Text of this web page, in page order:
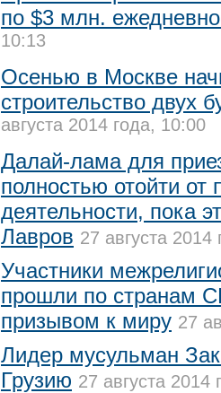
по $3 млн.
10:13
Осенью в Москве
строительство двух
августа 2014 года, 10:00
Далай-лама для
полностью отойти от
деятельности, пока
Лавров 27 августа 2014
Участники
прошли по странам
призывом к миру 27
Лидер мусульман
Грузию 27 августа 2014